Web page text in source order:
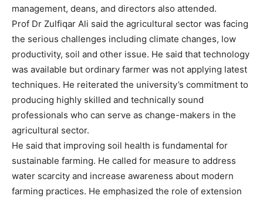
management, deans, and directors also attended.
Prof Dr Zulfiqar Ali said the agricultural sector was facing
the serious challenges including climate changes, low
productivity, soil and other issue. He said that technology
was available but ordinary farmer was not applying latest
techniques. He reiterated the university’s commitment to
producing highly skilled and technically sound
professionals who can serve as change-makers in the
agricultural sector.
He said that improving soil health is fundamental for
sustainable farming. He called for measure to address
water scarcity and increase awareness about modern
farming practices. He emphasized the role of extension